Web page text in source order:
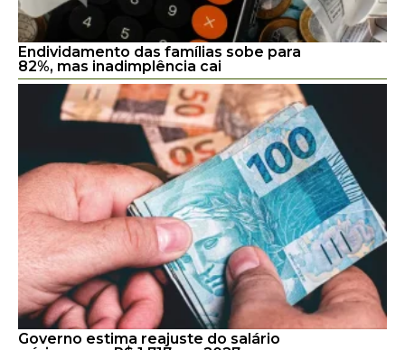
Endividamento das famílias sobe para
82%, mas inadimplência cai
Governo estima reajuste do salário